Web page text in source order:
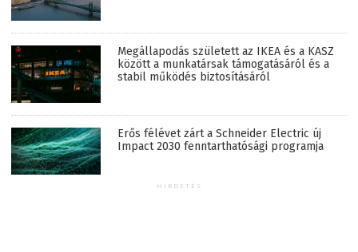
Megállapodás született az IKEA és a KASZ
között a munkatársak támogatásáról és a
stabil működés biztosításáról
Erős félévet zárt a Schneider Electric új
Impact 2030 fenntarthatósági programja
HIRDETÉS